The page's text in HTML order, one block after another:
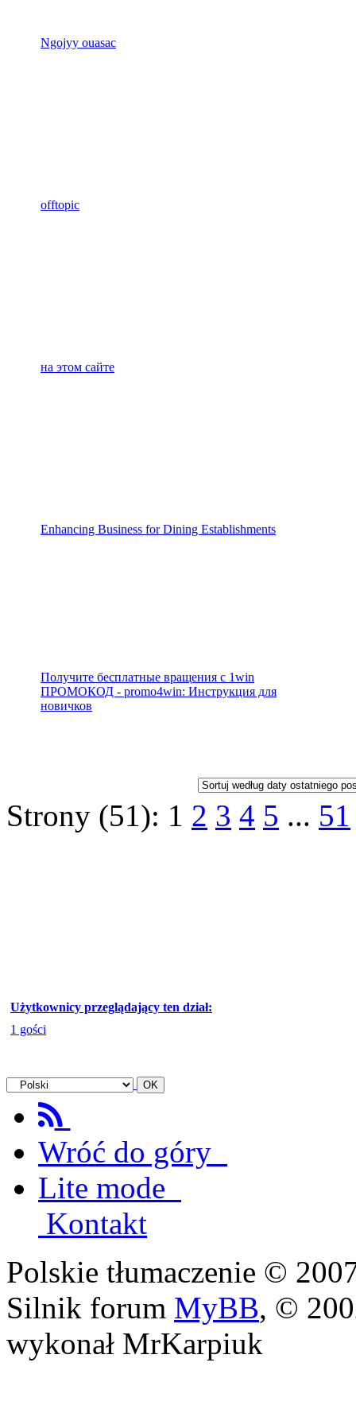
Ngojyy ouasac
offtopic
на этом сайте
Enhancing Business for Dining Establishments
Получите бесплатные вращения с 1win
ПРОМОКОД - promo4win: Инструкция для
новичков
Strony (51): 1 2 3 4 5 ... 51
Użytkownicy przeglądający ten dział:
1 gości
Wróć do góry
Lite mode
Kontakt
Polskie tłumaczenie ©
Silnik forum MyBB, ©
wykonał MrKarpiuk